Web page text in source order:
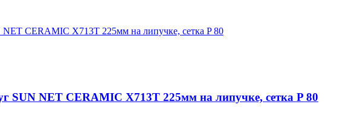
NET CERAMIC X713T 225мм на липучке, сетка P 80